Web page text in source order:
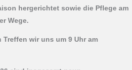
hergerichtet sowie die Pflege am
Wege.
wir uns um 9 Uhr am